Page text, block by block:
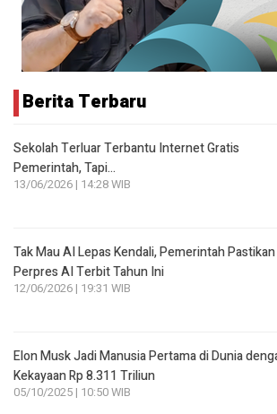
Berita Terbaru
Sekolah Terluar Terbantu Internet Gratis
Pemerintah, Tapi…
13/06/2026 | 14:28 WIB
Tak Mau AI Lepas Kendali, Pemerintah Pastikan
Perpres AI Terbit Tahun Ini
12/06/2026 | 19:31 WIB
Elon Musk Jadi Manusia Pertama di Dunia
Kekayaan Rp 8.311 Triliun
05/10/2025 | 10:50 WIB